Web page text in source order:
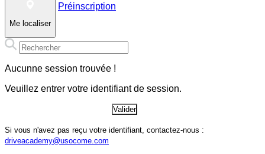
Me localiser
Préinscription
Nos formations
Ressources
Aucunne session trouvée !
Veuillez entrer votre identifiant de session.
Si vous n'avez pas reçu votre identifiant, contactez-nous :
driveacademy@usocome.com